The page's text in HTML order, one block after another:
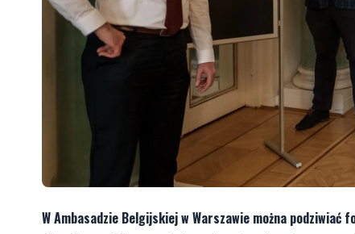
W Ambasadzie Belgijskiej w Warszawie można